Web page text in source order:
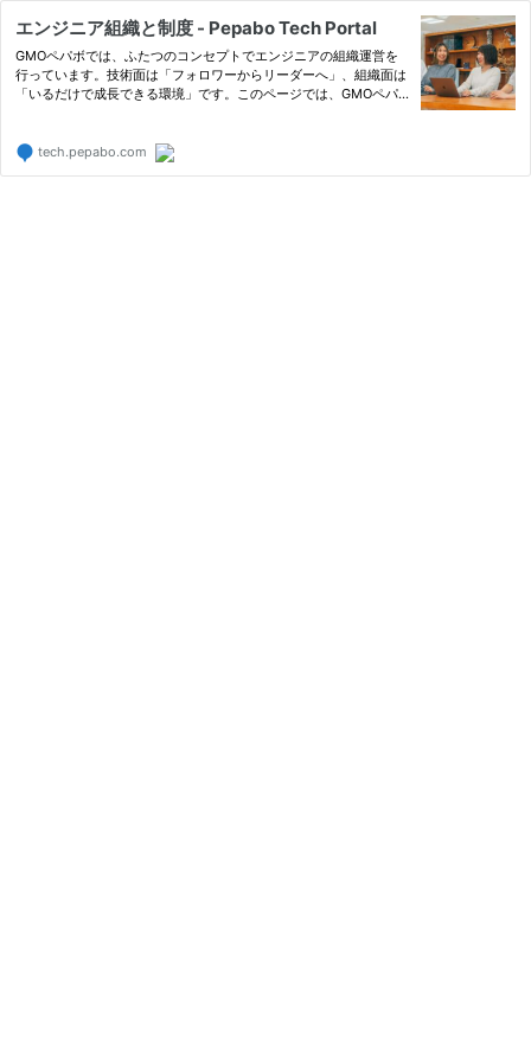
エンジニア組織と制度 - Pepabo Tech Portal
GMOペパボでは、ふたつのコンセプトでエンジニアの組織運営を
行っています。技術面は「フォロワーからリーダーへ」、組織面は
「いるだけで成長できる環境」です。このページでは、GMOペパ
tech.pepabo.com